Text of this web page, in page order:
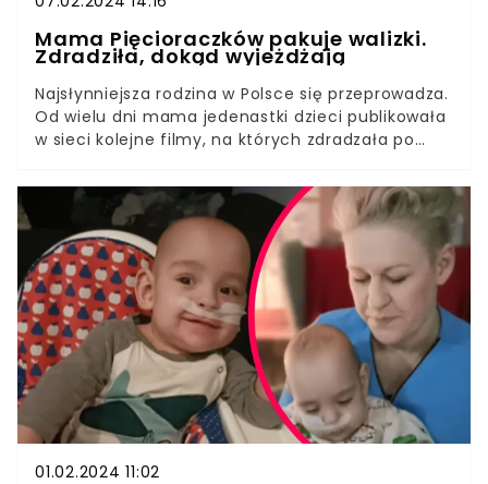
Mama Pięcioraczków pakuje walizki.
Zdradziła, dokąd wyjeżdżają
Najsłynniejsza rodzina w Polsce się przeprowadza.
Od wielu dni mama jedenastki dzieci publikowała
w sieci kolejne filmy, na których zdradzała po
jasne.Wiadomość o planach państwa Clarke
zaskoczyła ich fanów. A jednak to prawda. Już
wkrótce życie całej rodziny zmieni się całkowicie.
Tam, gdzie jadą, będzie inaczej: "tańsze jedzenie,
mieszkanie, ubrania”, jak piszą internauci.
01.02.2024 11:02